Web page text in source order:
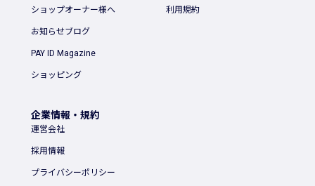
ショップオーナー様へ
お知らせブログ
PAY ID Magazine
ショッピング
利用規約
企業情報・規約
運営会社
採用情報
プライバシーポリシー